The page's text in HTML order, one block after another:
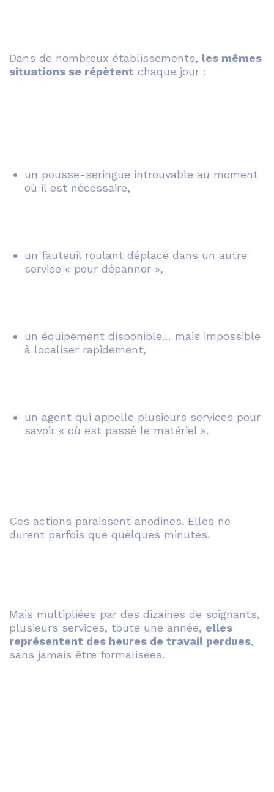
Dans de nombreux établissements, les mêmes
situations se répètent chaque jour :
un pousse-seringue introuvable au moment
où il est nécessaire,
un fauteuil roulant déplacé dans un autre
service « pour dépanner »,
un équipement disponible… mais impossible
à localiser rapidement,
un agent qui appelle plusieurs services pour
savoir « où est passé le matériel ».
Ces actions paraissent anodines. Elles ne
durent parfois que quelques minutes.
Mais multipliées par des dizaines de soignants,
plusieurs services, toute une année, elles
représentent des heures de travail perdues,
sans jamais être formalisées.